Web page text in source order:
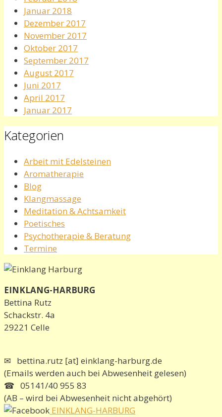
Januar 2018
Dezember 2017
November 2017
Oktober 2017
September 2017
August 2017
Juni 2017
April 2017
Januar 2017
Kategorien
Arbeit mit Edelsteinen
Aromatherapie
Blog
Klangmassage
Meditation & Achtsamkeit
Poetisches
Psychotherapie & Beratung
Termine
EINKLANG-HARBURG
Bettina Rutz
Schackstr. 4a
29221 Celle
✉ bettina.rutz [at] einklang-harburg.de
(Emails werden auch bei Abwesenheit gelesen)
☎ 05141/40 955 83
(AB – wird bei Abwesenheit nicht abgehört)
EINKLANG-HARBURG